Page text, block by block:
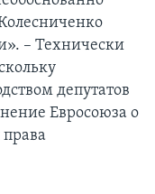
– Технически
депутатов
Евросоюза о